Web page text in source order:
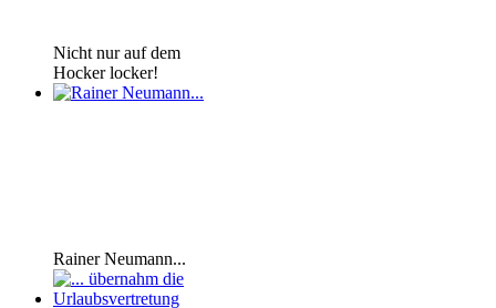
Nicht nur auf dem
Hocker locker!
Rainer Neumann...